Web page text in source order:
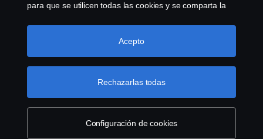
© Copyright Scania 2022 All rights reserved. Scania
CV AB (publ), SE-151 87 Södertälje, Sweden, Tel:
+46-8-55 38 10 00, Fax: +46-8-55 38 10 37.
para que se utilicen todas las cookies y se comparta la
haciendo clic en "Configuración de cookies" y
seleccionando las categorías que desea aceptar. Para
Más información sobre su privacidad
Configuración de cookies
Rechazarlas todas
Acepto